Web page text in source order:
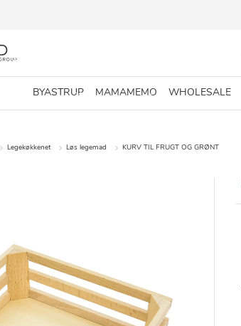
BYASTRUP MAMAMEMO WHOLESALE
Legekøkkenet Løs legemad KURV TIL FRUGT OG GRØNT